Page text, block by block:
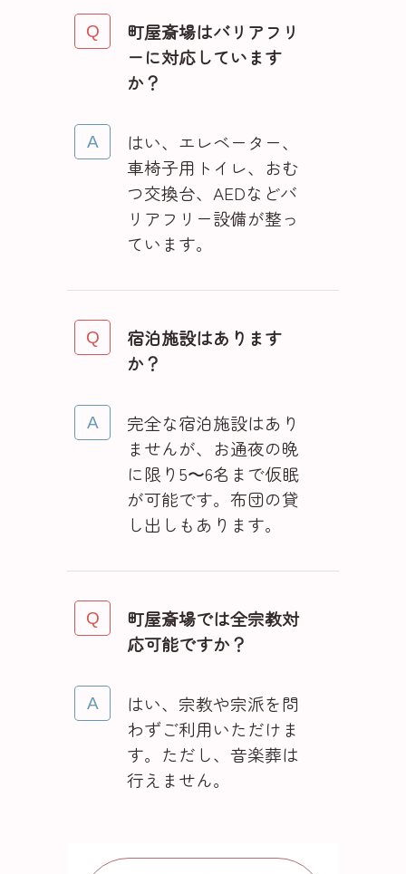
町屋斎場はバリアフリ
ーに対応しています
か？
はい、エレベーター、
車椅子用トイレ、おむ
つ交換台、AEDなどバ
リアフリー設備が整っ
ています。
宿泊施設はあります
か？
完全な宿泊施設はあり
ませんが、お通夜の晩
に限り5〜6名まで仮眠
が可能です。布団の貸
し出しもあります。
町屋斎場では全宗教対
応可能ですか？
はい、宗教や宗派を問
わずご利用いただけま
す。ただし、音楽葬は
行えません。